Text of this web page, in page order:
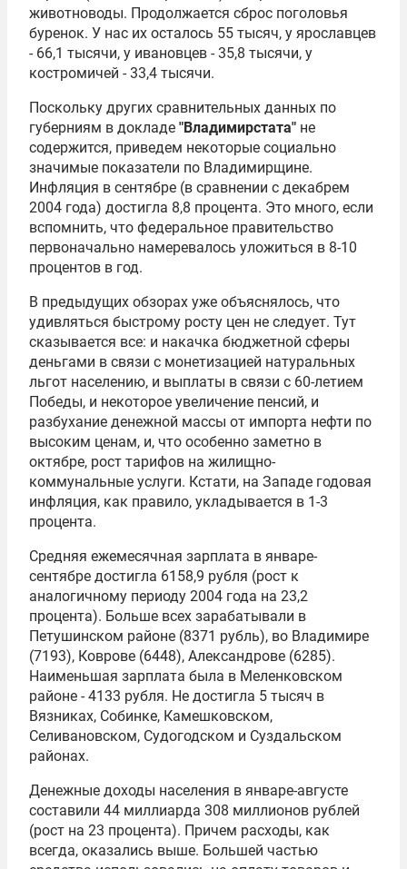
животноводы. Продолжается сброс поголовья
буренок. У нас их осталось 55 тысяч, у ярославцев
- 66,1 тысячи, у ивановцев - 35,8 тысячи, у
костромичей - 33,4 тысячи.
Поскольку других сравнительных данных по
губерниям в докладе "Владимирстата" не
содержится, приведем некоторые социально
значимые показатели по Владимирщине.
Инфляция в сентябре (в сравнении с декабрем
2004 года) достигла 8,8 процента. Это много, если
вспомнить, что федеральное правительство
первоначально намеревалось уложиться в 8-10
процентов в год.
В предыдущих обзорах уже объяснялось, что
удивляться быстрому росту цен не следует. Тут
сказывается все: и накачка бюджетной сферы
деньгами в связи с монетизацией натуральных
льгот населению, и выплаты в связи с 60-летием
Победы, и некоторое увеличение пенсий, и
разбухание денежной массы от импорта нефти по
высоким ценам, и, что особенно заметно в
октябре, рост тарифов на жилищно-
коммунальные услуги. Кстати, на Западе годовая
инфляция, как правило, укладывается в 1-3
процента.
Средняя ежемесячная зарплата в январе-
сентябре достигла 6158,9 рубля (рост к
аналогичному периоду 2004 года на 23,2
процента). Больше всех зарабатывали в
Петушинском районе (8371 рубль), во Владимире
(7193), Коврове (6448), Александрове (6285).
Наименьшая зарплата была в Меленковском
районе - 4133 рубля. Не достигла 5 тысяч в
Вязниках, Собинке, Камешковском,
Селивановском, Судогодском и Суздальском
районах.
Денежные доходы населения в январе-августе
составили 44 миллиарда 308 миллионов рублей
(рост на 23 процента). Причем расходы, как
всегда, оказались выше. Большей частью